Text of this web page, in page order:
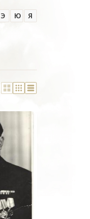
Э Ю Я